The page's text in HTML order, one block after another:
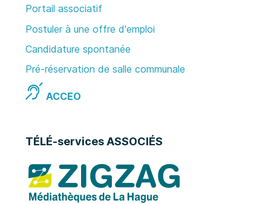
Portail associatif
Postuler à une offre d'emploi
Candidature spontanée
Pré-réservation de salle communale
ACCEO
TÉLÉ-services ASSOCIÉS